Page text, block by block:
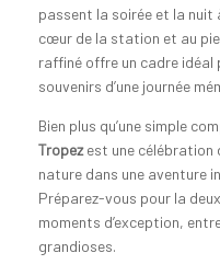
passent la soirée et la nuit
cœur de la station et au
raffiné offre un cadre
souvenirs d’une journée
Bien plus qu’une simple
Tropezest une célébration
nature dans une aventure
Préparez-vous pour la
moments d’exception,
grandioses.